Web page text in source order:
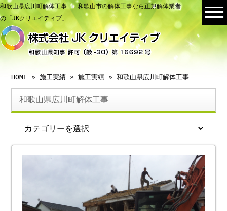
和歌山県広川町解体工事 | 和歌山市の解体工事なら正規解体業者
の「JKクリエイティブ」
HOME »施工実績 »施工実績 » 和歌山県広川町解体工事
和歌山県広川町解体工事